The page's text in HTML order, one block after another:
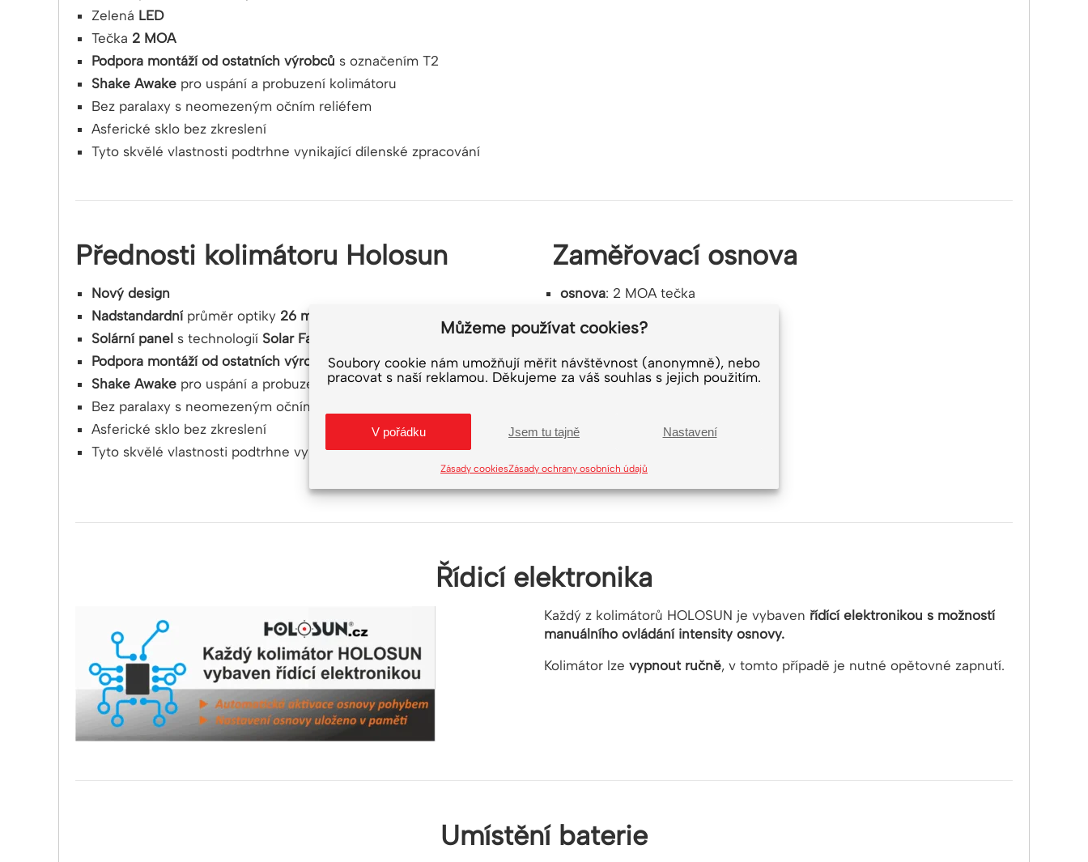
Můžeme používat cookies?
Soubory cookie nám umožňují měřit návštěvnost (anonymně), nebo
pracovat s naší reklamou. Děkujeme za váš souhlas s jejich použitím.
V pořádku Jsem tu tajně Nastavení
Zásady cookiesZásady ochrany osobních údajů
Zelená LED
Tečka 2 MOA
Podpora montáží od ostatních výrobců s označením T2
Shake Awake pro uspání a probuzení kolimátoru
Bez paralaxy s neomezeným očním reliéfem
Asferické sklo bez zkreslení
Tyto skvělé vlastnosti podtrhne vynikající dílenské zpracování
Přednosti kolimátoru Holosun
Nový design
Nadstandardní průměr optiky 26 mm
Solární panel s technologií Solar FailSafe
Podpora montáží od ostatních výrobcůs označením T2
Shake Awake pro uspání a probuzení kolimátoru
Bez paralaxy s neomezeným očním reliéfem
Asferické sklo bez zkreslení
Tyto skvělé vlastnosti podtrhne vynikající dílenské zpracování
Zaměřovací osnova
osnova: 2 MOA tečka
Řídicí elektronika
Každý z kolimátorů HOLOSUN je vybaven řídící elektronikou s možností
manuálního ovládání intensity osnovy.
Kolimátor lze vypnout ručně, v tomto případě je nutné opětovné zapnutí.
Umístění baterie